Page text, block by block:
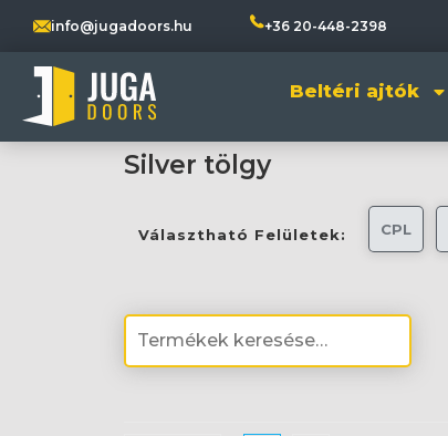
info@jugadoors.hu +36 20-448-2398
Beltéri ajtók
Silver tölgy
Választható Felületek: CPL